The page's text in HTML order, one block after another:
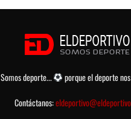
Somos deporte...
porque el deporte
Contáctanos: